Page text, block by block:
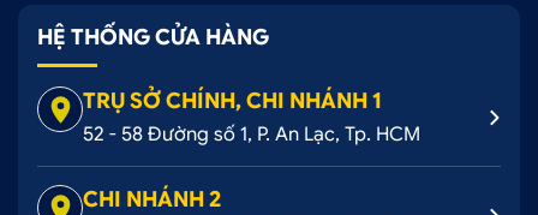
HỆ THỐNG CỬA HÀNG
TRỤ SỞ CHÍNH, CHI NHÁNH 1
52 - 58 Đường số 1, P. An Lạc, Tp. HCM
CHI NHÁNH 2